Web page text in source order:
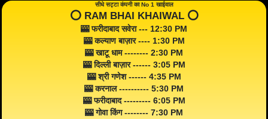
सीधे सट्टा कंपनी का No 1 खाईवाल
⭕️ RAM BHAI KHAIWAL ⭕️
🎰 फरीदाबाद सवेरा --- 12:30 PM
🎰 कल्याण बाज़ार ---- 1:30 PM
🎰 खाटू धाम -------- 2:30 PM
🎰 दिल्ली बाज़ार ------ 3:05 PM
🎰 श्री गणेश ------ 4:35 PM
🎰 करनाल ---------- 5:30 PM
🎰 फरीदाबाद --------- 6:05 PM
🎰 गोवा किंग -------- 7:30 PM